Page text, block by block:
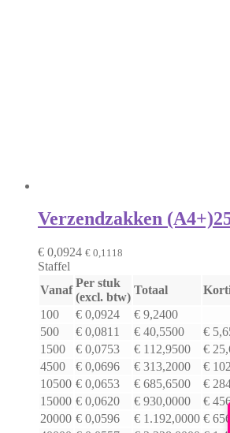
Verzendzakken (A4+)
€ 0,0924 € 0,1118
Staffel
Vanaf
Per stuk
(excl. btw)
Totaal
100
€ 0,0924 € 9,2400
500
€ 0,0811 € 40,5500 €
1500
€ 0,0753 € 112,9500 €
4500
€ 0,0696 € 313,2000 €
10500 € 0,0653 € 685,6500 €
15000 € 0,0620 € 930,0000 €
20000 € 0,0596 € 1.192,0000 €